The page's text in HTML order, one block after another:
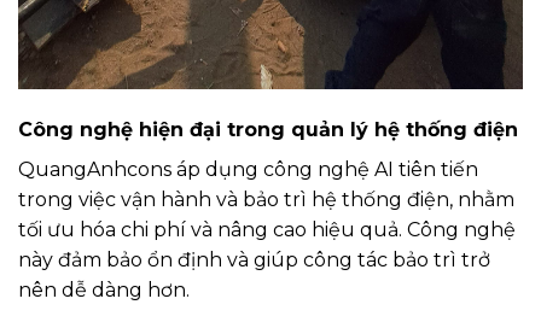
Công nghệ hiện đại trong quản lý hệ thống điện
QuangAnhcons áp dụng công nghệ AI tiên tiến
trong việc vận hành và bảo trì hệ thống điện, nhằm
tối ưu hóa chi phí và nâng cao hiệu quả. Công nghệ
này đảm bảo ổn định và giúp công tác bảo trì trở
nên dễ dàng hơn.